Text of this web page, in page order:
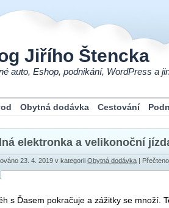
Jiřího Štencka
auto, Eshop, podnikání, WordPress a
Obytná dodávka Cestování
elektronka a velikonoční
23. 4. 2019 v kategorii Obytná dodávka |
s Ďasem pokračuje a zážitky se množí.